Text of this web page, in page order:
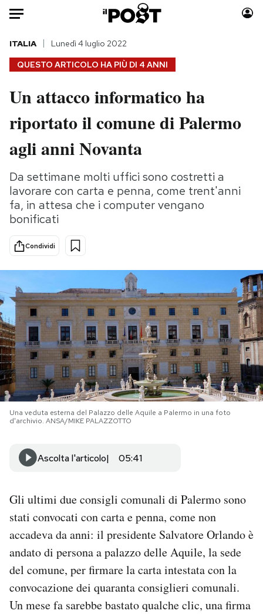
HOME
Italia
Politica
Tecnologia
Scienza
Cultura
Economia
Sport
Moda
Consumismi
Media
Europa
PODCAST
NEWSLETTER
I MIEI PREFERITI
SHOP
Area Personale
Newsletter
Notifiche mobile
Regala il Post
Hai bisogno di aiuto?
QUESTO ARTICOLO HA PIÙ DI 4 ANNI
ITALIA Lunedì 4 luglio 2022
Un attacco informatico ha
riportato il comune di Palermo
agli anni Novanta
Da settimane molti uffici sono costretti a
lavorare con carta e penna, come trent'anni
fa, in attesa che i computer vengano
bonificati
Condividi
Una veduta esterna del Palazzo delle Aquile a Palermo in una foto
d'archivio. ANSA/MIKE PALAZZOTTO
Ascolta l'articolo 05:41
Gli ultimi due consigli comunali di Palermo sono
stati convocati con carta e penna, come non
accadeva da anni: il presidente Salvatore Orlando è
andato di persona a palazzo delle Aquile, la sede
del comune, per firmare la carta intestata con la
convocazione dei quaranta consiglieri comunali.
Un mese fa sarebbe bastato qualche clic, una firma